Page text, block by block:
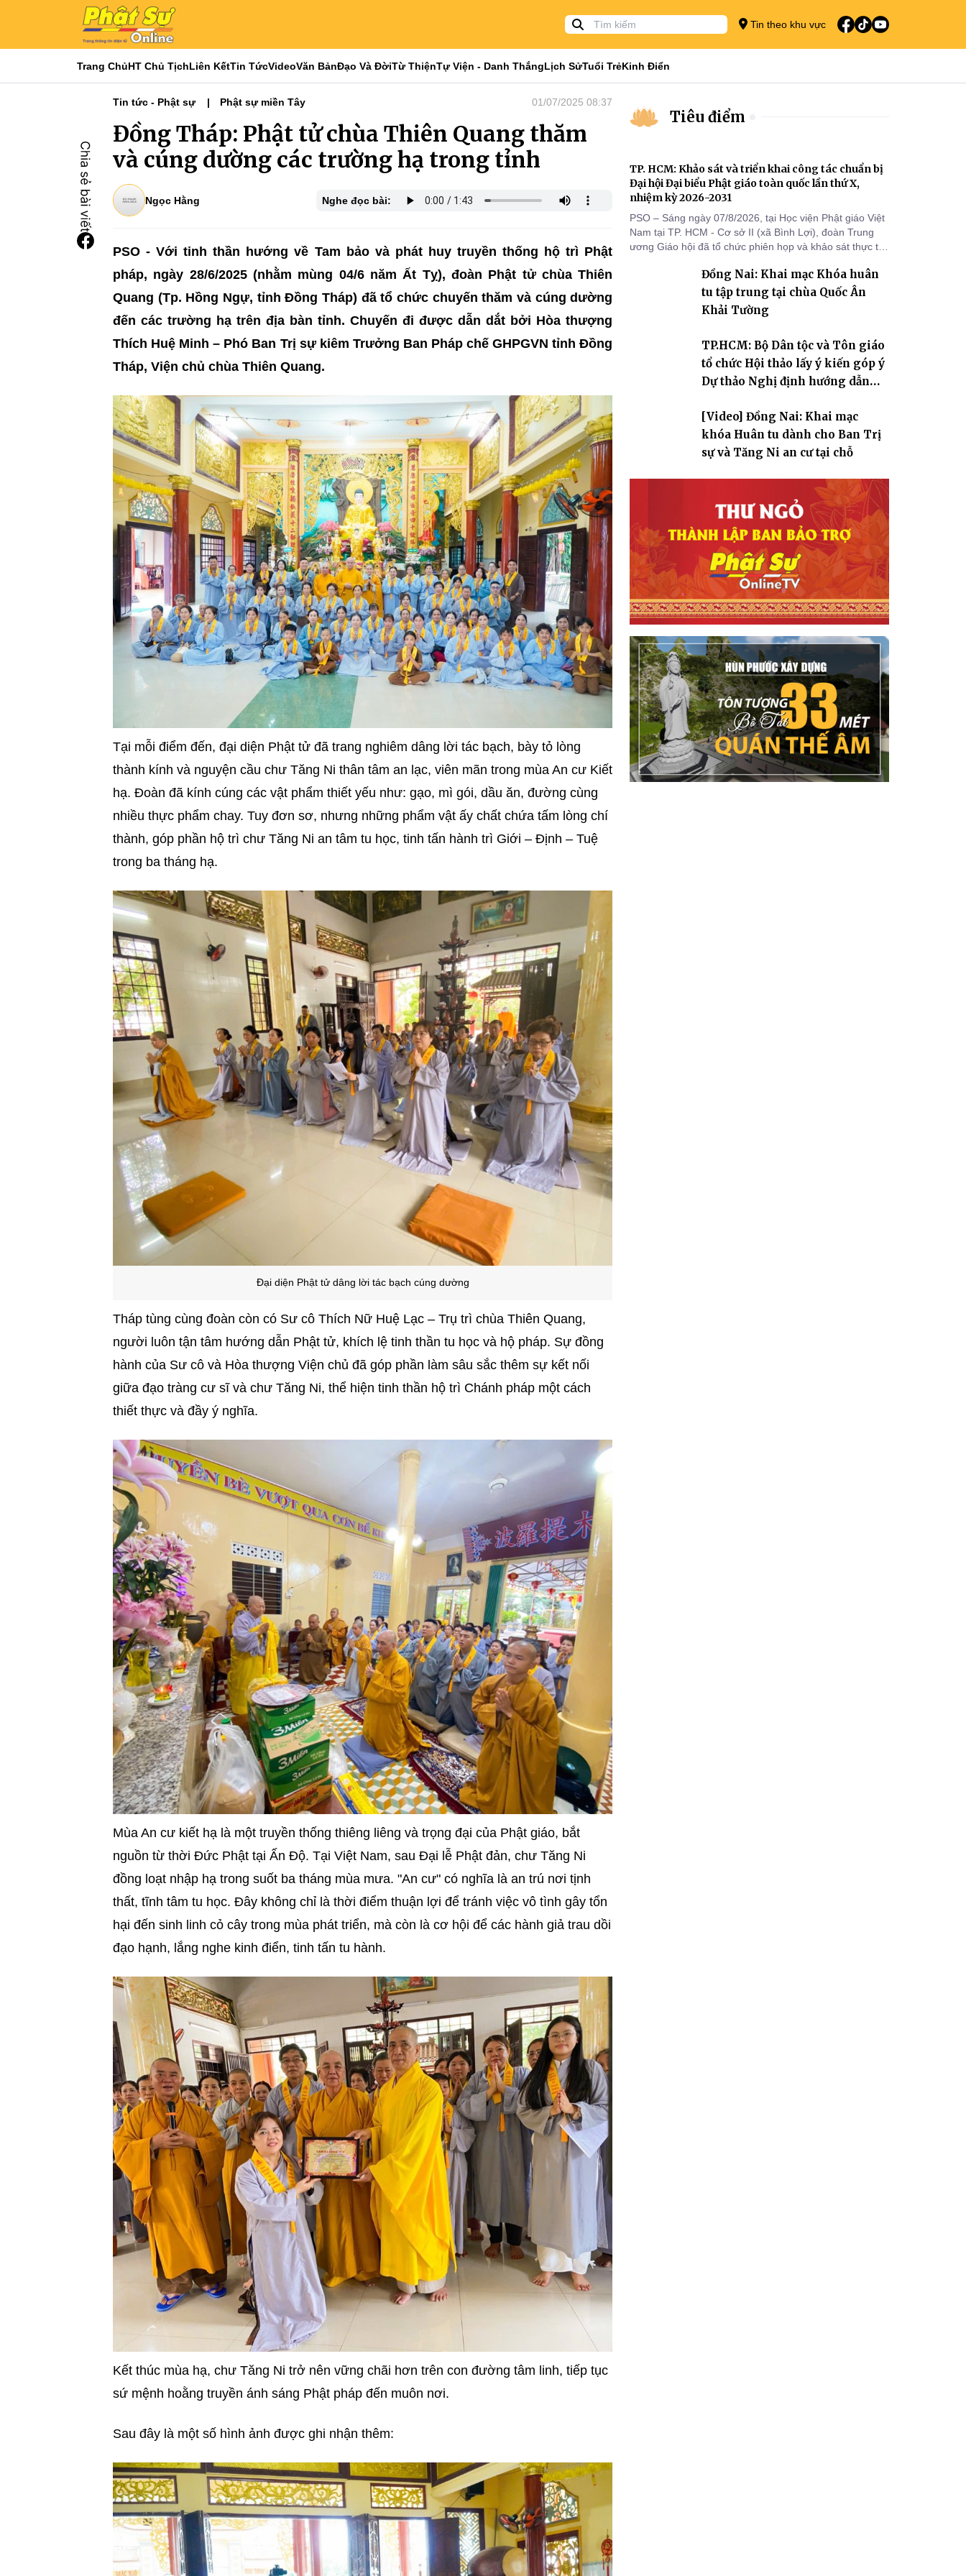
Tin theo khu vực
Trang ChủHT Chủ TịchLiên KếtTin TứcVideoVăn BảnĐạo Và ĐờiTừ ThiệnTự Viện - Danh ThắngLịch SửTuổi TrẻKinh Điển
Tin tức - Phật sự Phật sự miền Tây 01/07/2025 08:37
Đồng Tháp: Phật tử chùa Thiên Quang thăm
và cúng dường các trường hạ trong tỉnh
Ngọc Hằng Nghe đọc bài:
PSO - Với tinh thần hướng về Tam bảo và phát huy truyền thống hộ trì Phật
pháp, ngày 28/6/2025 (nhằm mùng 04/6 năm Ất Tỵ), đoàn Phật tử chùa Thiên
Quang (Tp. Hồng Ngự, tỉnh Đồng Tháp) đã tổ chức chuyến thăm và cúng dường
đến các trường hạ trên địa bàn tỉnh. Chuyến đi được dẫn dắt bởi Hòa thượng
Thích Huệ Minh – Phó Ban Trị sự kiêm Trưởng Ban Pháp chế GHPGVN tỉnh Đồng
Tháp, Viện chủ chùa Thiên Quang.
Tại mỗi điểm đến, đại diện Phật tử đã trang nghiêm dâng lời tác bạch, bày tỏ lòng
thành kính và nguyện cầu chư Tăng Ni thân tâm an lạc, viên mãn trong mùa An cư Kiết
hạ. Đoàn đã kính cúng các vật phẩm thiết yếu như: gạo, mì gói, dầu ăn, đường cùng
nhiều thực phẩm chay. Tuy đơn sơ, nhưng những phẩm vật ấy chất chứa tấm lòng chí
thành, góp phần hộ trì chư Tăng Ni an tâm tu học, tinh tấn hành trì Giới – Định – Tuệ
trong ba tháng hạ.
Đại diện Phật tử dâng lời tác bạch cúng dường
Tháp tùng cùng đoàn còn có Sư cô Thích Nữ Huệ Lạc – Trụ trì chùa Thiên Quang,
người luôn tận tâm hướng dẫn Phật tử, khích lệ tinh thần tu học và hộ pháp. Sự đồng
hành của Sư cô và Hòa thượng Viện chủ đã góp phần làm sâu sắc thêm sự kết nối
giữa đạo tràng cư sĩ và chư Tăng Ni, thể hiện tinh thần hộ trì Chánh pháp một cách
thiết thực và đầy ý nghĩa.
Mùa An cư kiết hạ là một truyền thống thiêng liêng và trọng đại của Phật giáo, bắt
nguồn từ thời Đức Phật tại Ấn Độ. Tại Việt Nam, sau Đại lễ Phật đản, chư Tăng Ni
đồng loạt nhập hạ trong suốt ba tháng mùa mưa. "An cư" có nghĩa là an trú nơi tịnh
thất, tĩnh tâm tu học. Đây không chỉ là thời điểm thuận lợi để tránh việc vô tình gây tổn
hại đến sinh linh cỏ cây trong mùa phát triển, mà còn là cơ hội để các hành giả trau dồi
đạo hạnh, lắng nghe kinh điển, tinh tấn tu hành.
Kết thúc mùa hạ, chư Tăng Ni trở nên vững chãi hơn trên con đường tâm linh, tiếp tục
sứ mệnh hoằng truyền ánh sáng Phật pháp đến muôn nơi.
Sau đây là một số hình ảnh được ghi nhận thêm:
Tiêu điểm
TP. HCM: Khảo sát và triển khai công tác chuẩn bị
Đại hội Đại biểu Phật giáo toàn quốc lần thứ X,
nhiệm kỳ 2026-2031
PSO – Sáng ngày 07/8/2026, tại Học viện Phật giáo Việt
Nam tại TP. HCM - Cơ sở II (xã Bình Lợi), đoàn Trung
ương Giáo hội đã tổ chức phiên họp và khảo sát thực tế
giáo toàn quốc lần thứ X, nhiệm kỳ 2026-2031.
Đồng Nai: Khai mạc Khóa huân
tu tập trung tại chùa Quốc Ân
Khải Tường
TP.HCM: Bộ Dân tộc và Tôn giáo
tổ chức Hội thảo lấy ý kiến góp ý
Dự thảo Nghị định hướng dẫn
giáo
[Video] Đồng Nai: Khai mạc
khóa Huân tu dành cho Ban Trị
sự và Tăng Ni an cư tại chỗ